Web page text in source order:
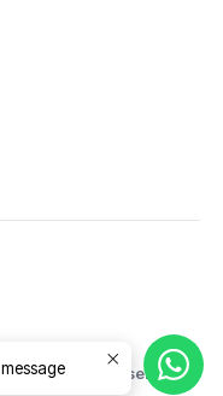
Natural.
por Jumpseller.